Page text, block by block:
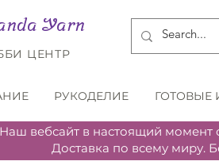
Yarn
ЦЕНТР
РУКОДЕЛИЕ ГОТОВЫЕ
Наш вебсайт в настоящий момент
Доставка по всему миру.